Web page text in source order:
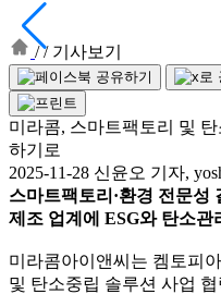
// 기사보기
미라콤, 스마트팩토리 및
하기로
2025-11-28 신윤오 기자,
스마트팩토리·환경 전문성
제조 업계에 ESG와 탄소관
미라콤아이앤씨는 켐토피
및 탄소중립 솔루션 사업